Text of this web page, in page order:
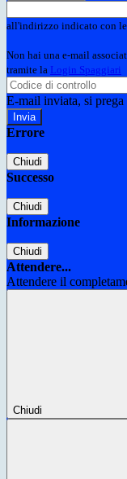
all'indirizzo indicato con
Non hai una e-mail
tramite la Login Spaggiari
E-mail inviata, si
Errore
Chiudi
Successo
Chiudi
Informazione
Chiudi
Attendere...
Attendere il
Chiudi